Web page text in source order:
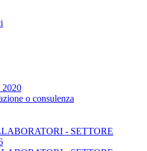
2020
o consulenza
- SETTORE